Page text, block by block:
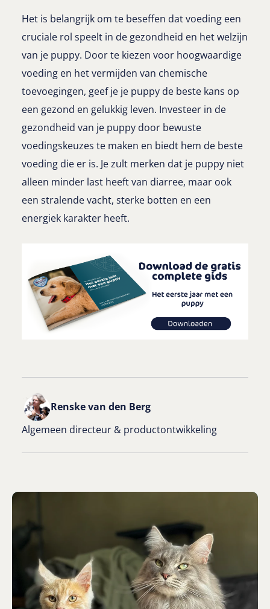
Het is belangrijk om te beseffen dat voeding een
cruciale rol speelt in de gezondheid en het welzijn
van je puppy. Door te kiezen voor hoogwaardige
voeding en het vermijden van chemische
toevoegingen, geef je je puppy de beste kans op
een gezond en gelukkig leven. Investeer in de
gezondheid van je puppy door bewuste
voedingskeuzes te maken en biedt hem de beste
voeding die er is. Je zult merken dat je puppy niet
alleen minder last heeft van diarree, maar ook
een stralende vacht, sterke botten en een
energiek karakter heeft.
Renske van den Berg
Algemeen directeur & productontwikkeling